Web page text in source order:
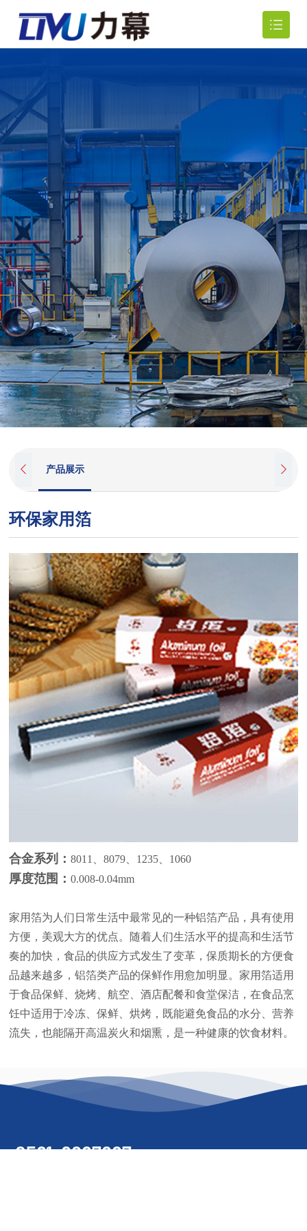
关于我们 
产品中心
新闻资讯 
行业应用 
人力资源 
联系我们 
产品展示
 
环保家用箔
合金系列：8011、8079、1235、1060
厚度范围：0.008-0.04mm
家用箔为人们日常生活中最常见的一种铝箔产品，具有使用
方便，美观大方的优点。随着人们生活水平的提高和生活节
奏的加快，食品的供应方式发生了变革，保质期长的方便食
品越来越多，铝箔类产品的保鲜作用愈加明显。家用箔适用
于食品保鲜、烧烤、航空、酒店配餐和食堂保洁，在食品烹
饪中适用于冷冻、保鲜、烘烤，既能避免食品的水分、营养
流失，也能隔开高温炭火和烟熏，是一种健康的饮食材料。
0561-6867687